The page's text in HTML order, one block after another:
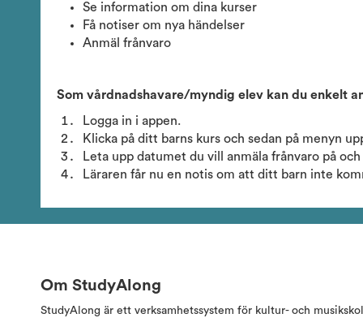
Se information om dina kurser
Få notiser om nya händelser
Anmäl frånvaro
Som vårdnadshavare/myndig elev kan du enkelt
Logga in i appen.
Klicka på ditt barns kurs och sedan på menyn
Leta upp datumet du vill anmäla frånvaro på
Läraren får nu en notis om att ditt barn inte
Om StudyAlong
StudyAlong är ett verksamhetssystem för kultur- och